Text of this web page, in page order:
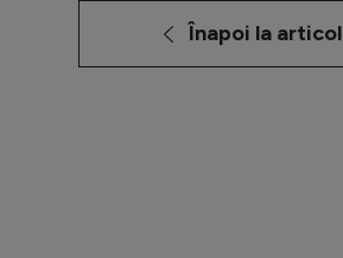
Înapoi la articol